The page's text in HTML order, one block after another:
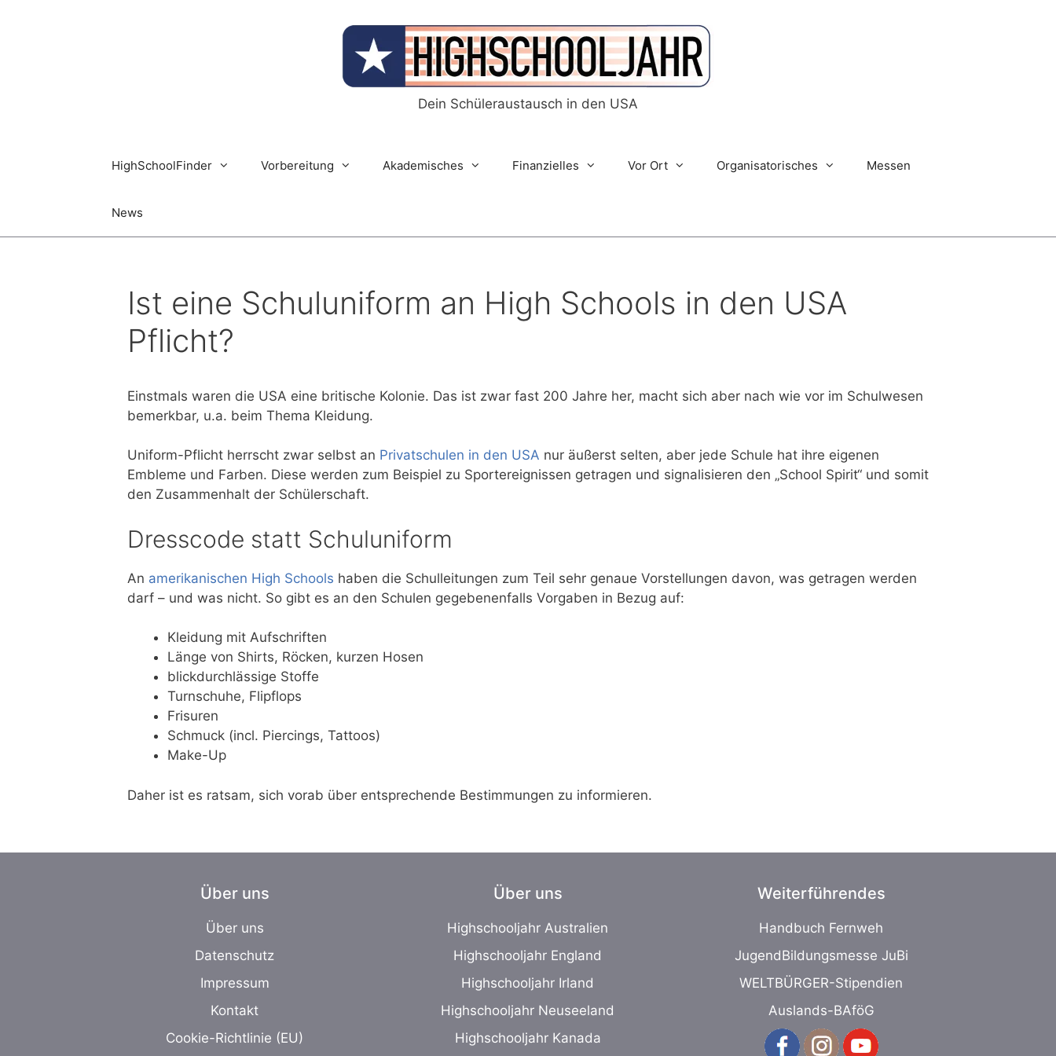
Dein Schüleraustausch in den USA
HighSchoolFinder Vorbereitung Akademisches Finanzielles Vor Ort Organisatorisches Messen
News
Ist eine Schuluniform an High Schools in den USA
Pflicht?
Einstmals waren die USA eine britische Kolonie. Das ist zwar fast 200 Jahre her, macht sich aber nach wie vor im Schulwesen
bemerkbar, u.a. beim Thema Kleidung.
Uniform-Pflicht herrscht zwar selbst an Privatschulen in den USA nur äußerst selten, aber jede Schule hat ihre eigenen
Embleme und Farben. Diese werden zum Beispiel zu Sportereignissen getragen und signalisieren den „School Spirit“ und somit
den Zusammenhalt der Schülerschaft.
Dresscode statt Schuluniform
An amerikanischen High Schools haben die Schulleitungen zum Teil sehr genaue Vorstellungen davon, was getragen werden
darf – und was nicht. So gibt es an den Schulen gegebenenfalls Vorgaben in Bezug auf:
Kleidung mit Aufschriften
Länge von Shirts, Röcken, kurzen Hosen
blickdurchlässige Stoffe
Turnschuhe, Flipflops
Frisuren
Schmuck (incl. Piercings, Tattoos)
Make-Up
Daher ist es ratsam, sich vorab über entsprechende Bestimmungen zu informieren.
Über uns
Über uns
Datenschutz
Impressum
Kontakt
Cookie-Richtlinie (EU)
Über uns
Highschooljahr Australien
Highschooljahr England
Highschooljahr Irland
Highschooljahr Neuseeland
Highschooljahr Kanada
Weiterführendes
Handbuch Fernweh
JugendBildungsmesse JuBi
WELTBÜRGER-Stipendien
Auslands-BAföG